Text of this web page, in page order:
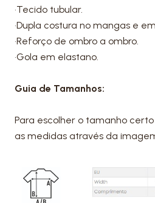
•Tecido tubular.
•Dupla costura no mangas e
•Reforço de ombro a ombro.
•Gola em elastano.
Guia de Tamanhos:
Para escolher o tamanho
as medidas através da